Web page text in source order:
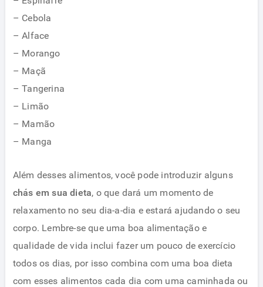
– Cebola
– Alface
– Morango
– Maçã
– Tangerina
– Limão
– Mamão
– Manga
Além desses alimentos, você pode introduzir alguns
chás em sua dieta, o que dará um momento de
relaxamento no seu dia-a-dia e estará ajudando o seu
corpo. Lembre-se que uma boa alimentação e
qualidade de vida inclui fazer um pouco de exercício
todos os dias, por isso combina com uma boa dieta
com esses alimentos cada dia com uma caminhada ou